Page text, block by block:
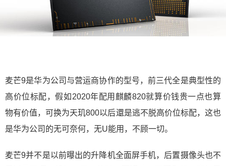
麦芒9是华为公司与营运商协作的型号，前三代全是典型性的
高价位标配，假如2020年配用麒麟820就算价钱贵一点也算
物有价值，可换为天玑800以后還是逃不脱高价位标配，这也
是华为公司的无可奈何，无U能用，不顾一切。
麦芒9并不是以前曝出的升降机全面屏手机，后置摄像头也不